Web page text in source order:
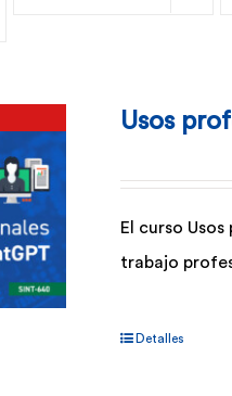
Usos
El curso
trabajo
Detalles